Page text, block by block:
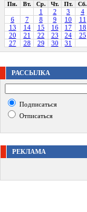
Пн. Вт. Ср. Чт. Пт. Сб.
1 2 3 4
6
7 8 9 10 11
13
14 15 16 17 18
20
21 22 23 24 25
27
28 29 30 31
РАССЫЛКА
Подписаться
Отписаться
РЕКЛАМА